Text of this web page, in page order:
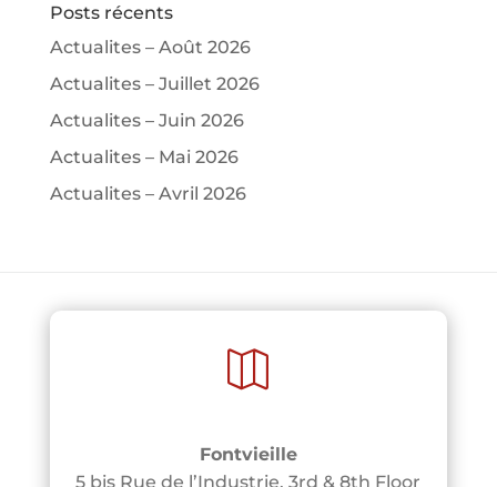
Posts récents
Actualites – Août 2026
Actualites – Juillet 2026
Actualites – Juin 2026
Actualites – Mai 2026
Actualites – Avril 2026

Fontvieille
5 bis Rue de l’Industrie, 3rd & 8th Floor